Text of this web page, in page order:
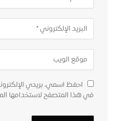
احفظ اسمي، بريدي
في هذا المتصفح لاستخدامها